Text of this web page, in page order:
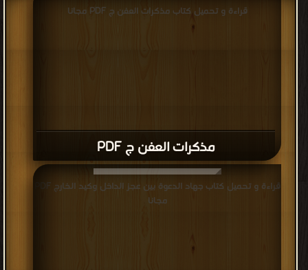
مذكرات العفن ج PDF
قراءة و تحميل كتاب مذكرات العفن ج PDF مجانا
قراءة و تحميل كتاب جهاد الدعوة بين عجز الداخل وكيد الخارج PDF
مجانا